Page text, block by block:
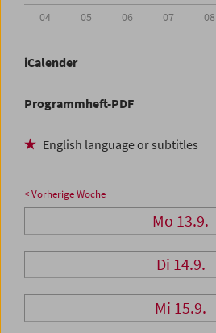
04
05 06 07 08
iCalender
Programmheft-PDF
English language or subtitles
< Vorherige Woche
Mo 13.9.
Di 14.9.
Mi 15.9.